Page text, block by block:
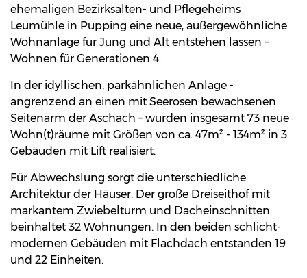
ehemaligen Bezirksalten- und Pflegeheims
Leumühle in Pupping eine neue, außergewöhnliche
Wohnanlage für Jung und Alt entstehen lassen –
Wohnen für Generationen 4.
In der idyllischen, parkähnlichen Anlage -
angrenzend an einen mit Seerosen bewachsenen
Seitenarm der Aschach – wurden insgesamt 73 neue
Wohn(t)räume mit Größen von ca. 47m² - 134m² in 3
Gebäuden mit Lift realisiert.
Für Abwechslung sorgt die unterschiedliche
Architektur der Häuser. Der große Dreiseithof mit
markantem Zwiebelturm und Dacheinschnitten
beinhaltet 32 Wohnungen. In den beiden schlicht-
modernen Gebäuden mit Flachdach entstanden 19
und 22 Einheiten.